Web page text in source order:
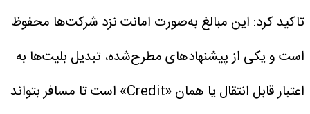
تاکید کرد: این مبالغ به‌صورت امانت نزد شرکت‌ها محفوظ
است و یکی از پیشنهادهای مطرح‌شده، تبدیل بلیت‌ها به
اعتبار قابل انتقال یا همان «Credit» است تا مسافر بتواند